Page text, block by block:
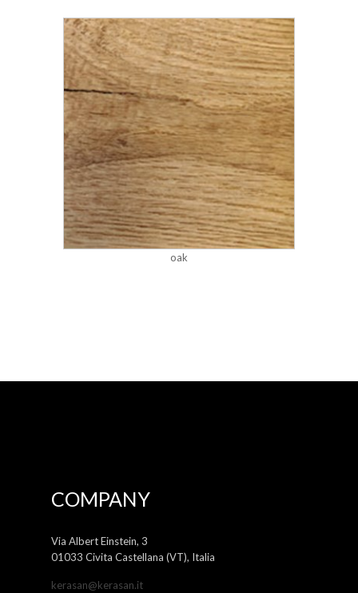
oak
COMPANY
Via Albert Einstein, 3
01033 Civita Castellana (VT), Italia
kerasan@kerasan.it